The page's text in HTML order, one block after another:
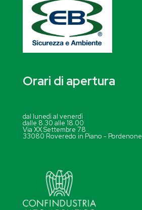
Orari di apertura
dal lunedì al venerdì
dalle 8.30 alle 18.00
Via XX Settembre 78
33080 Roveredo in Piano - Pordenone